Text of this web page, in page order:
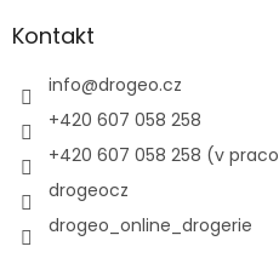
aKontakt
info@drogeo.cz
+420 607 058 258
+420 607 058 258 (v
drogeocz
drogeo_online_drogerie